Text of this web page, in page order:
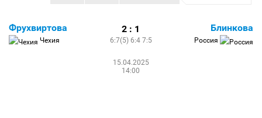
Фрухвиртова
Чехия
2 : 1
6:7(5) 6:4 7:5
15.04.2025
14:00
Блинкова
Россия